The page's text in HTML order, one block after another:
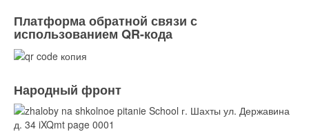
Платформа обратной связи с
использованием QR-кода
Народный фронт